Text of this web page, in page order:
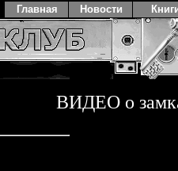
ВИДЕО о
Главная Новости